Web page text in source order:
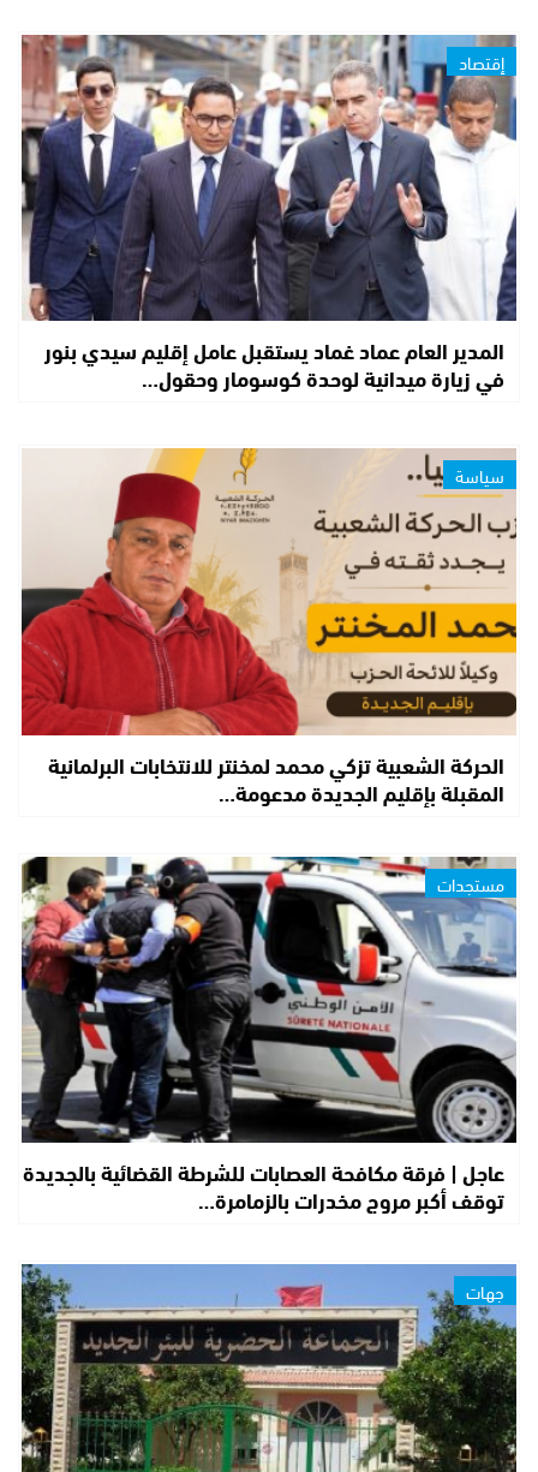
إقتصاد
المدير العام عماد غماد يستقبل عامل إقليم سيدي بنور
في زيارة ميدانية لوحدة كوسومار وحقول…
سياسة
الحركة الشعبية تزكي محمد لمخنتر للانتخابات البرلمانية
المقبلة بإقليم الجديدة مدعومة…
مستجدات
عاجل | فرقة مكافحة العصابات للشرطة القضائية بالجديدة
توقف أكبر مروج مخدرات بالزمامرة…
جهات